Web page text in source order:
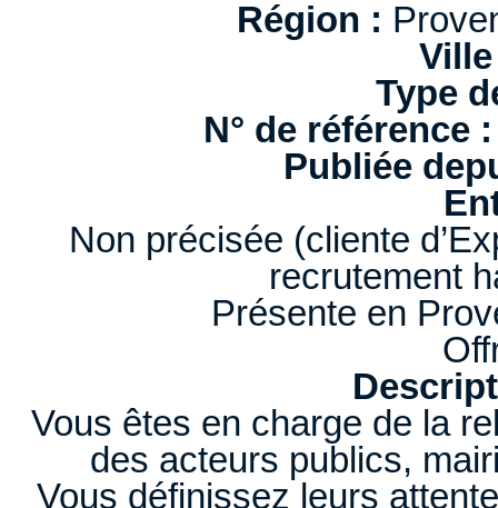
Région :
Type
N° de référence :
Publiée
Non précisée (cliente
recrutement
Présente en
Vous êtes en charge de la
des acteurs publics,
Vous définissez leurs